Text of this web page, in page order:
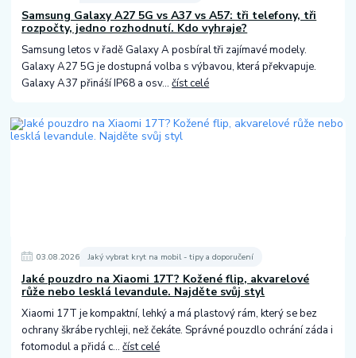
Samsung Galaxy A27 5G vs A37 vs A57: tři telefony, tři
rozpočty, jedno rozhodnutí. Kdo vyhraje?
Samsung letos v řadě Galaxy A posbíral tři zajímavé modely.
Galaxy A27 5G je dostupná volba s výbavou, která překvapuje.
Galaxy A37 přináší IP68 a osv...číst celé
03.08.2026 Jaký vybrat kryt na mobil - tipy a doporučení
Jaké pouzdro na Xiaomi 17T? Kožené flip, akvarelové
růže nebo lesklá levandule. Najděte svůj styl
Xiaomi 17T je kompaktní, lehký a má plastový rám, který se bez
ochrany škrábe rychleji, než čekáte. Správné pouzdlo ochrání záda i
fotomodul a přidá c...číst celé